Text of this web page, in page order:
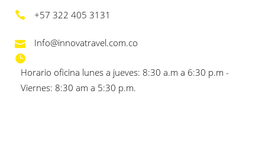
+57 322 405 3131
Info@innovatravel.com.co
Horario oficina lunes a jueves: 8:30 a.m a 6:30 p.m -
Viernes: 8:30 am a 5:30 p.m.